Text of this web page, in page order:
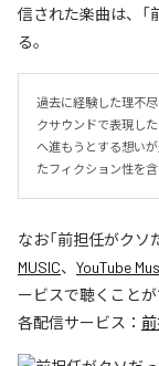
信された楽曲は、「
る。
過去に経験した理不
クサウンドで表現し
へ進もうとする想い
たフィクション性を含
なお「前担任がクソ
MUSIC、 YouTube
ービスで聴くことが
各配信サービス：